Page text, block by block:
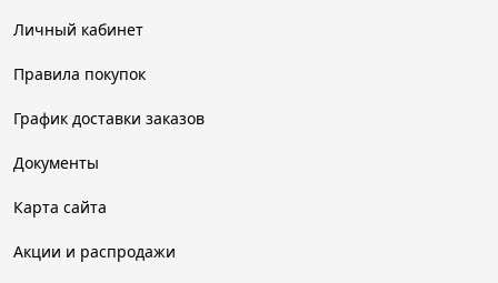
Личный кабинет
Правила покупок
График доставки заказов
Документы
Карта сайта
Акции и распродажи